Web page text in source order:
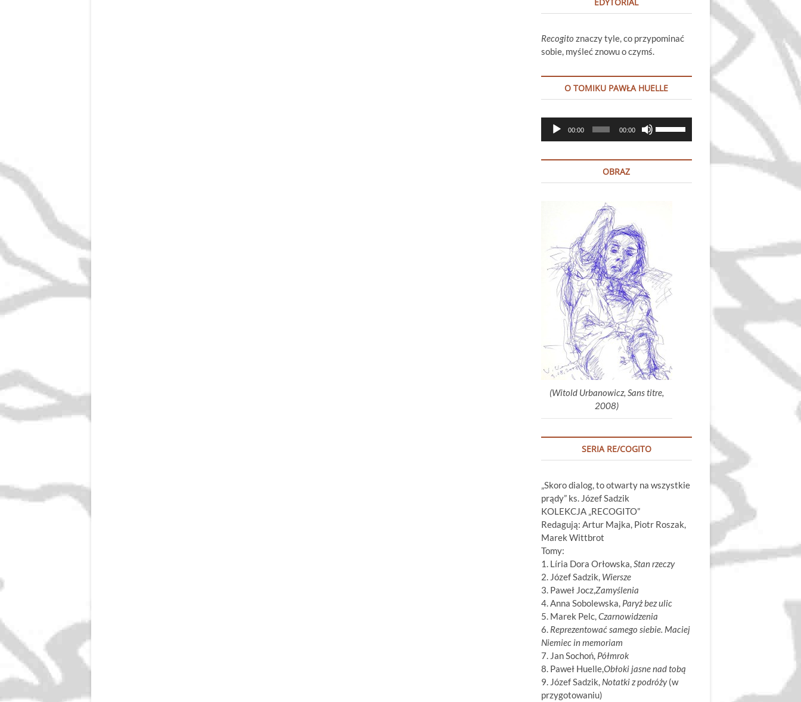
Recogito znaczy tyle, co przypominać
sobie, myśleć znowu o czymś.
O TOMIKU PAWŁA HUELLE
Odtwarzacz
plików
00:00 00:00
góry
głośność.
OBRAZ
(Witold Urbanowicz, Sans titre,
2008)
SERIA RE/COGITO
„Skoro dialog, to otwarty na wszystkie
prądy” ks. Józef Sadzik
KOLEKCJA „RECOGITO”
Redagują: Artur Majka, Piotr Roszak,
Marek Wittbrot
Tomy:
1. Líria Dora Orłowska,Stan rzeczy
2. Józef Sadzik, Wiersze
3. Paweł Jocz,Zamyślenia
4. Anna Sobolewska, Paryż bez ulic
5. Marek Pelc,Czarnowidzenia
6. Reprezentować samego siebie. Maciej
Niemiec in memoriam
7. Jan Sochoń, Półmrok
8. Paweł Huelle,Obłoki jasne nad tobą
9. Józef Sadzik, Notatki z podróży(w
przygotowaniu)